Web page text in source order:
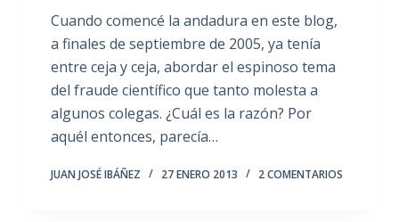
Cuando comencé la andadura en este blog,
a finales de septiembre de 2005, ya tenía
entre ceja y ceja, abordar el espinoso tema
del fraude científico que tanto molesta a
algunos colegas. ¿Cuál es la razón? Por
aquél entonces, parecía…
JUAN JOSÉ IBÁÑEZ 27 ENERO 2013 2 COMENTARIOS